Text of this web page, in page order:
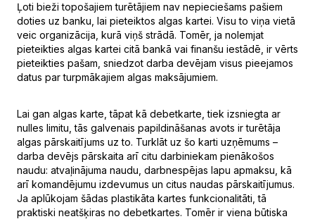
Ļoti bieži topošajiem turētājiem nav nepieciešams pašiem
doties uz banku, lai pieteiktos algas kartei. Visu to viņa vietā
veic organizācija, kurā viņš strādā. Tomēr, ja nolemjat
pieteikties algas kartei citā bankā vai finanšu iestādē, ir vērts
pieteikties pašam, sniedzot darba devējam visus pieejamos
datus par turpmākajiem algas maksājumiem.
Lai gan algas karte, tāpat kā debetkarte, tiek izsniegta ar
nulles limitu, tās galvenais papildināšanas avots ir turētāja
algas pārskaitījums uz to. Turklāt uz šo karti uzņēmums –
darba devējs pārskaita arī citu darbiniekam pienākošos
naudu: atvaļinājuma naudu, darbnespējas lapu apmaksu, kā
arī komandējumu izdevumus un citus naudas pārskaitījumus.
Ja aplūkojam šādas plastikāta kartes funkcionalitāti, tā
praktiski neatšķiras no debetkartes. Tomēr ir viena būtiska